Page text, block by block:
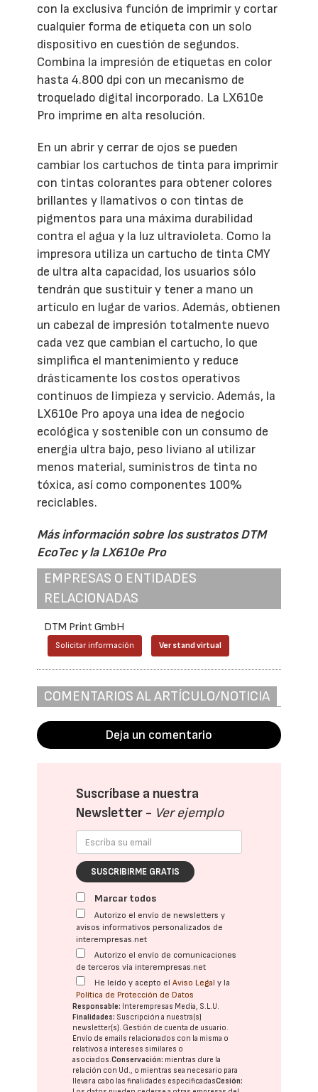
con la exclusiva función de imprimir y cortar
cualquier forma de etiqueta con un solo
dispositivo en cuestión de segundos.
Combina la impresión de etiquetas en color
hasta 4.800 dpi con un mecanismo de
troquelado digital incorporado. La LX610e
Pro imprime en alta resolución.
En un abrir y cerrar de ojos se pueden
cambiar los cartuchos de tinta para imprimir
con tintas colorantes para obtener colores
brillantes y llamativos o con tintas de
pigmentos para una máxima durabilidad
contra el agua y la luz ultravioleta. Como la
impresora utiliza un cartucho de tinta CMY
de ultra alta capacidad, los usuarios sólo
tendrán que sustituir y tener a mano un
artículo en lugar de varios. Además, obtienen
un cabezal de impresión totalmente nuevo
cada vez que cambian el cartucho, lo que
simplifica el mantenimiento y reduce
drásticamente los costos operativos
continuos de limpieza y servicio. Además, la
LX610e Pro apoya una idea de negocio
ecológica y sostenible con un consumo de
energía ultra bajo, peso liviano al utilizar
menos material, suministros de tinta no
tóxica, así como componentes 100%
reciclables.
Más información sobre los sustratos DTM
EcoTec y la LX610e Pro
EMPRESAS O ENTIDADES
RELACIONADAS
DTM Print GmbH
Solicitar información Ver stand virtual
COMENTARIOS AL ARTÍCULO/NOTICIA
Deja un comentario
Suscríbase a nuestra
Newsletter - Ver ejemplo
SUSCRIBIRME GRATIS
Marcar todos
Autorizo el envío de newsletters y
avisos informativos personalizados de
interempresas.net
Autorizo el envío de comunicaciones
de terceros vía interempresas.net
He leído y acepto elAviso Legal y la
Política de Protección de Datos
Responsable: Interempresas Media, S.L.U.
Finalidades: Suscripción a nuestra(s)
newsletter(s). Gestión de cuenta de usuario.
Envío de emails relacionados con la misma o
relativos a intereses similares o
asociados.Conservación: mientras dure la
relación con Ud., o mientras sea necesario para
llevar a cabo las finalidades especificadasCesión: